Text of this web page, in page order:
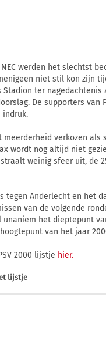
werden het slechtst
niet stil kon zijn
ter nagedachtenis
De supporters van
indruk.
meerderheid verkozen als
wordt nog altijd niet
weinig sfeer uit, de
tegen Anderlecht en het
van de volgende
unaniem het dieptepunt
van het jaar
2000 lijstje hier.
lijstje